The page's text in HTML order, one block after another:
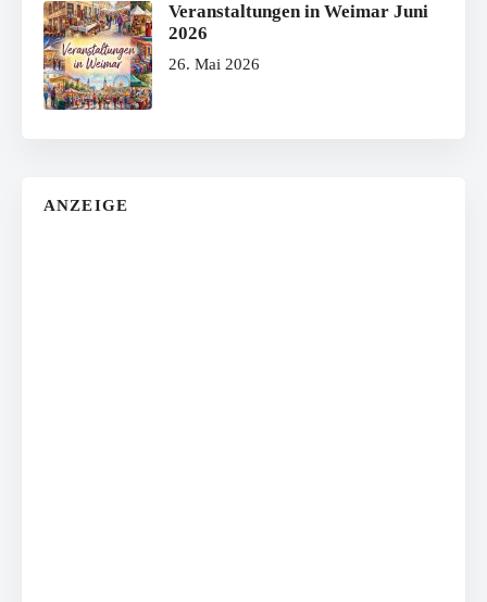
Veranstaltungen in Weimar Juni
2026
26. Mai 2026
ANZEIGE